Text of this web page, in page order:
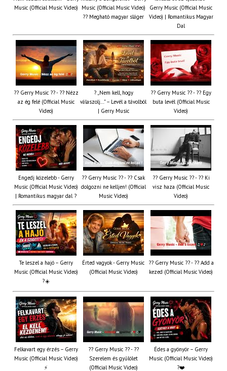
Music (Official Music Video)
Music (Official Music Video)
?? Megható magyar sláger
Gerry Music (Official Music
Video) | Romantikus Magyar
Dal
?? Gerry Music ?? - ?? Nézz
az ég felé (Official Music
Video)
? „Nem kell, hogy
válaszolj…” – Levél a távolból
| Gerry Music
?? Gerry Music ?? - ?? Egy
buta levél (Official Music
Video)
Engedj közelebb - Gerry
Music (Official Music Video)
| Romantikus magyar dal ?
?? Gerry Music ?? - ?? Csak
dolgozni ne kelljen! (Official
Music Video)
?? Gerry Music ?? - ?? Ki
visz haza (Official Music
Video)
Te leszel a hajó – Gerry
Music (Official Music Video)
?☀️
Érted vagyok - Gerry Music
(Official Music Video)
?? Gerry Music ?? - ?? Add a
kezed (Official Music Video)
Felkavart egy érzés – Gerry
Music (Official Music Video)
⚡
?? Gerry Music ?? - ??
Szerelem és gyűlölet
(Official Music Video)
Édes a gyönyör – Gerry
Music (Official Music Video)
?❤️